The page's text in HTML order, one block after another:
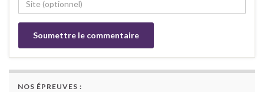
NOS ÉPREUVES :